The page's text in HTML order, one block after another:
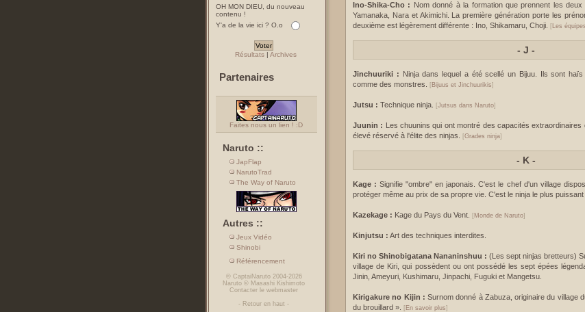
OH MON DIEU, du nouveau
contenu !
Y'a de la vie ici ? O.o
Résultats| Archives
Partenaires
Faites nous un lien ! :D
Naruto ::
JapFlap
NarutoTrad
The Way of Naruto
Autres ::
Jeux Vidéo
Shinobi
Référencement
© CaptaiNaruto2004-2026
Naruto © Masashi Kishimoto
Contacter le webmaster
- Retour en haut -
Ino-Shika-Cho : Nom donné à la formation que prennent les
Yamanaka, Nara et Akimichi. La première génération porte les
deuxième est légèrement différente : Ino, Shikamaru, Choji.
Les équipes
- J -
Jinchuuriki : Ninja dans lequel a été scellé un Bijuu. Ils sont
comme des monstres.
Bijuus et Jinchuurikis]
Jutsu : Technique ninja. Jutsus dans Naruto]
Juunin : Les chuunins qui ont montré des capacités
élevé réservé à l'élite des ninjas.
Grades ninja]
- K -
Kage : Signifie "ombre" en japonais. C'est le chef d'un village
protéger même au prix de sa propre vie. C'est le ninja le plus puissant
Kazekage : Kage du Pays du Vent. Monde de Naruto]
Kinjutsu : Art des techniques interdites.
Kiri no Shinobigatana Nananinshuu : (Les sept ninjas bretteurs)
village de Kiri, qui possèdent ou ont possédé les sept épées
Jinin, Ameyuri, Kushimaru, Jinpachi, Fuguki et Mangetsu.
Kirigakure no Kijin : Surnom donné à Zabuza, originaire du village
du brouillard ».
En savoir plus]